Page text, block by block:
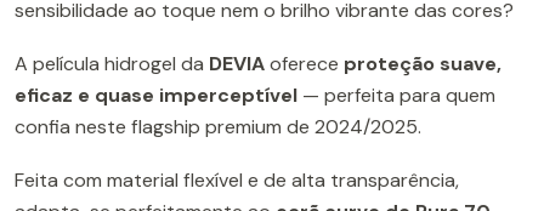
sensibilidade ao toque nem o brilho vibrante das cores?
A película hidrogel da DEVIAoferece proteção suave,
eficaz e quase imperceptível — perfeita para quem
confia neste flagship premium de 2024/2025.
Feita com material flexível e de alta transparência,